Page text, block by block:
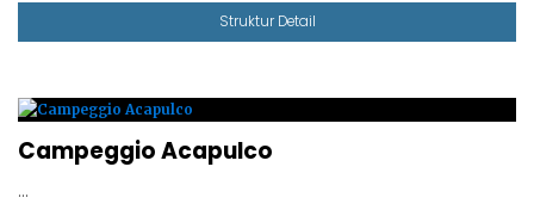
Struktur Detail
Campeggio Acapulco
...